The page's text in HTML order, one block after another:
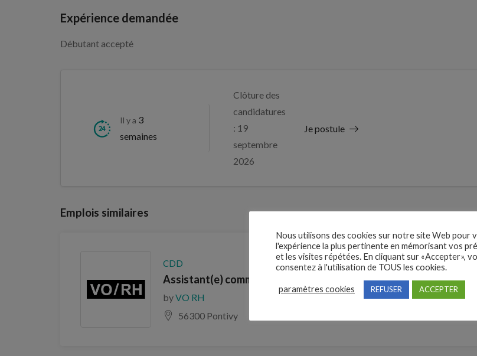
Expérience demandée
Débutant accepté
Il y a 3
semaines
Clôture des
candidatures
: 19
septembre
2026
Je postule
Emplois similaires
CDD
Assistant(e) commercial(e) en alternance (H/F)
byVO RH
56300 Pontivy
Nous utilisons des cookies sur notre site Web pour
l'expérience la plus pertinente en mémorisant vos
et les visites répétées. En cliquant sur «Accepter»,
consentez à l'utilisation de TOUS les cookies.
paramètres cookies REFUSER ACCEPTER